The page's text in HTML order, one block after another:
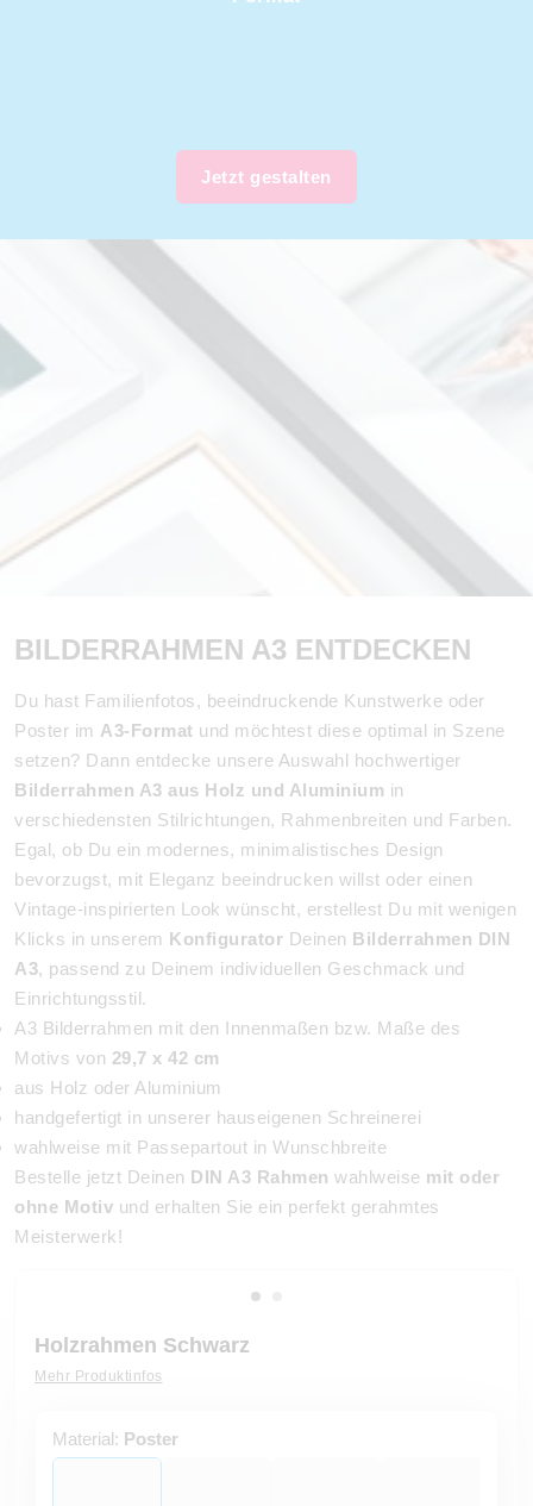
Jetzt gestalten
BILDERRAHMEN A3 ENTDECKEN
Du hast Familienfotos, beeindruckende Kunstwerke oder
Poster im A3-Format und möchtest diese optimal in Szene
setzen? Dann entdecke unsere Auswahl hochwertiger
Bilderrahmen A3 aus Holz und Aluminium in
verschiedensten Stilrichtungen, Rahmenbreiten und Farben.
Egal, ob Du ein modernes, minimalistisches Design
bevorzugst, mit Eleganz beeindrucken willst oder einen
Vintage-inspirierten Look wünscht, erstellest Du mit wenigen
Klicks in unserem Konfigurator Deinen Bilderrahmen DIN
A3, passend zu Deinem individuellen Geschmack und
Einrichtungsstil.
A3 Bilderrahmen mit den Innenmaßen bzw. Maße des
Motivs von 29,7 x 42 cm
aus Holz oder Aluminium
handgefertigt in unserer hauseigenen Schreinerei
wahlweise mit Passepartout in Wunschbreite
Bestelle jetzt Deinen DIN A3 Rahmen wahlweise mit oder
ohne Motiv und erhalten Sie ein perfekt gerahmtes
Meisterwerk!
Holzrahmen Schwarz
Mehr Produktinfos
Material: Poster